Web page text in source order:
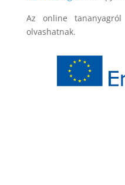
Az online
olvashatnak.